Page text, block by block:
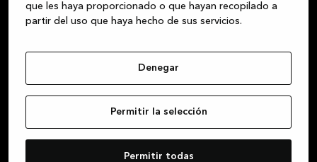
que les haya proporcionado o que hayan recopilado a
partir del uso que haya hecho de sus servicios.
Denegar
Permitir la selección
Permitir todas
Suscríbete a nuestro boletín y
consigue ofertas exclusivas
Suscríbete a nuestro boletín y mantente al día
de las promociones especiales y novedades que